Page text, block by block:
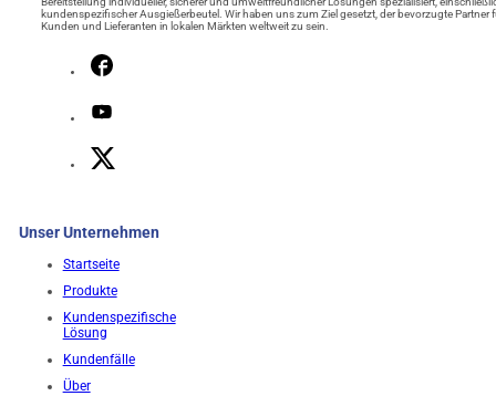
kundenspezifischer Ausgießerbeutel. Wir haben uns zum Ziel gesetzt, der bevorzugte Partner
Kunden und Lieferanten in lokalen Märkten weltweit zu sein.
Unser Unternehmen
Startseite
Produkte
Kundenspezifische
Lösung
Kundenfälle
Über